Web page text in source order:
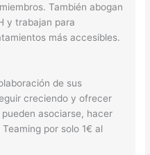
También abogan
y trabajan para
más accesibles.
de sus
creciendo y ofrecer
asociarse, hacer
por solo 1€ al